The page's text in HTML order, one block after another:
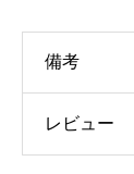
備考
種類
８０－３５
レビュー